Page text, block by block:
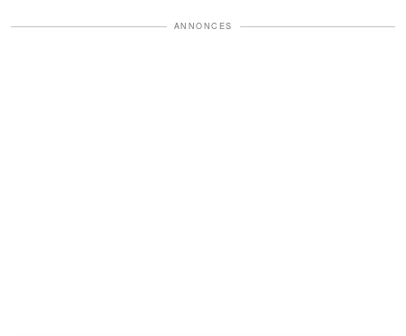
ANNONCES